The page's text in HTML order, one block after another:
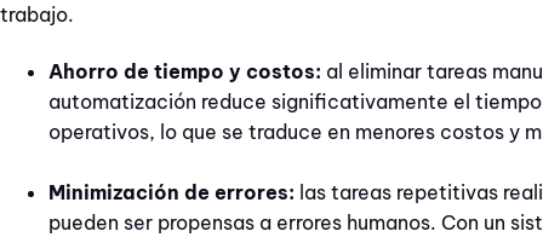
trabajo.
Ahorro de tiempo y costos: al eliminar tareas
automatización reduce significativamente el
operativos, lo que se traduce en menores costos y
Minimización de errores: las tareas repetitivas
pueden ser propensas a errores humanos. Con un